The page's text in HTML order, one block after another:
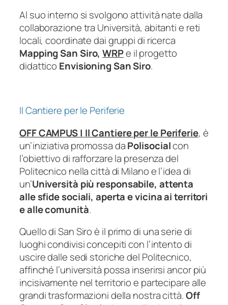
Al suo interno si svolgono attività nate dalla
collaborazione tra Università, abitanti e reti
locali, coordinate dai gruppi di ricerca
Mapping San Siro,WRPe il progetto
didattico Envisioning San Siro.
Il Cantiere per le Periferie
OFF CAMPUS | Il Cantiere per le Periferie, è
un’iniziativa promossa daPolisocialcon
l’obiettivo di rafforzare la presenza del
Politecnico nella città di Milano e l’idea di
un’Università più responsabile, attenta
alle sfide sociali, aperta e vicina ai territori
e alle comunità.
Quello di San Siroè il primo di una serie di
luoghi condivisi concepiti con l’intento di
uscire dalle sedi storiche del Politecnico,
affinché l’università possa inserirsi ancor più
incisivamente nel territorio e partecipare alle
grandi trasformazioni della nostra città.Off